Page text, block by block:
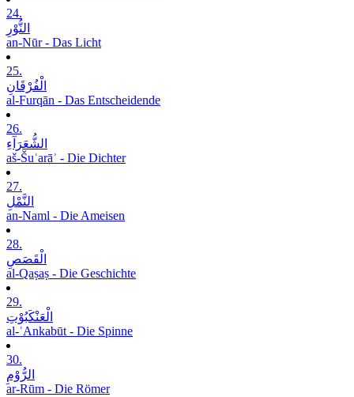
24.
النُّوْرِ
an-Nūr - Das Licht
25.
الْفُرْقَانِ
al-Furqān - Das Entscheidende
26.
الشُّعَرَآءِ
aš-Šuʿarāʾ - Die Dichter
27.
النَّمْلِ
an-Naml - Die Ameisen
28.
الْقَصَصِ
al-Qaṣaṣ - Die Geschichte
29.
الْعَنْکَبُوْتِ
al-ʿAnkabūt - Die Spinne
30.
الرُّوْمِ
ar-Rūm - Die Römer